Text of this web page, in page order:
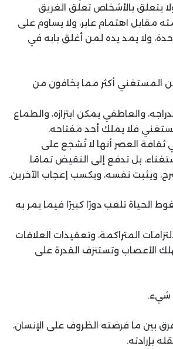
يتعلق بالأشخاص تعلق الغريق
مقابل اهتمام عابر، ولا يساوم على
ولا يمد يده لمن أغلق بابه في
المستغني أكثر مما يخافون من
والعاطفي يمكن ابتزازه، والطماع
فلا يملك أحد مفتاحه.
ثقافة العصر أنها لا تُشجع على
بل تدفع إلى النقيض تمامًا.
ويثبت نفسه، ويكسب إعجاب الآخرين.
الحياة تلعب دورًا كبيرًا فيما يمر به
المتراكمة، وتعقيدات العلاقات
الأعصاب وتستنزف القدرة على
شيء.
بين ما فرضته الظروف على الإنسان،
بإرادته.